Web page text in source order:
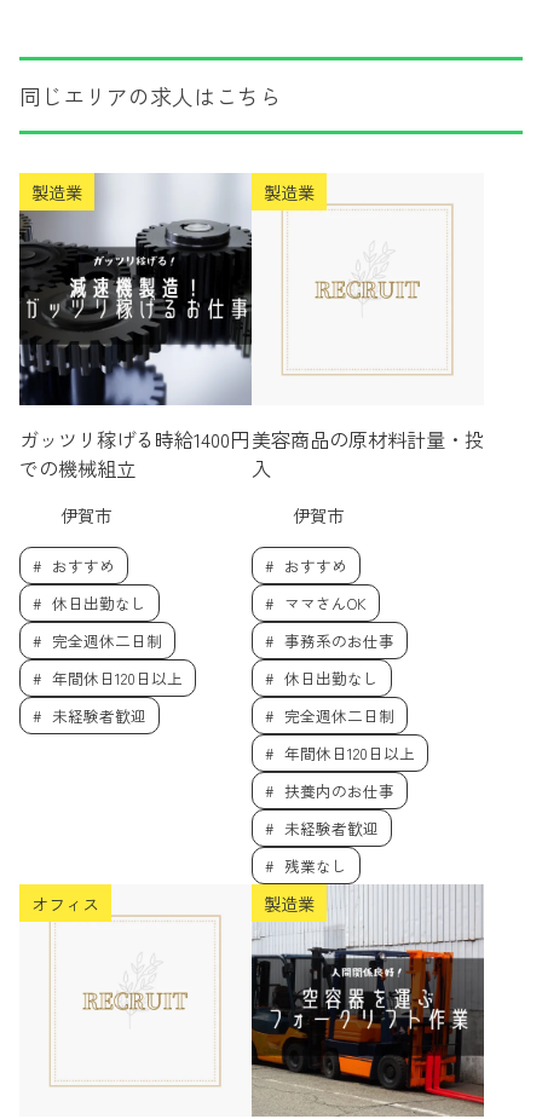
同じエリアの求人はこちら
製造業
ガッツリ稼げる時給1400円
での機械組立
伊賀市
おすすめ
休日出勤なし
完全週休二日制
年間休日120日以上
未経験者歓迎
製造業
美容商品の原材料計量・投
入
伊賀市
おすすめ
ママさんOK
事務系のお仕事
休日出勤なし
完全週休二日制
年間休日120日以上
扶養内のお仕事
未経験者歓迎
残業なし
オフィス 製造業